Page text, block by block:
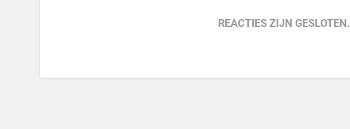
REACTIES ZIJN GESLOTEN.